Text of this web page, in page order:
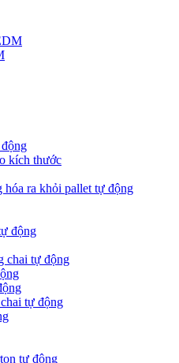
kích thước
hóa ra khỏi pallet tự động
động
chai tự động
tự động
tự động